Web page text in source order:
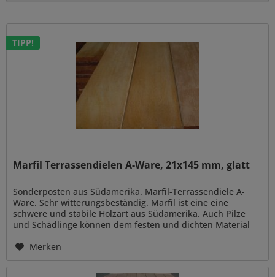
TIPP!
Marfil Terrassendielen A-Ware, 21x145 mm, glatt
Sonderposten aus Südamerika. Marfil-Terrassendiele A-
Ware. Sehr witterungsbeständig. Marfil ist eine eine
schwere und stabile Holzart aus Südamerika. Auch Pilze
und Schädlinge können dem festen und dichten Material
Merken